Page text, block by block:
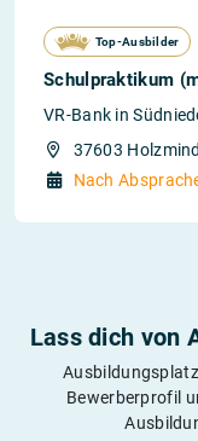
Top-Ausbilder
Schulpraktikum
VR-Bank in
37603
Nach
Lass dich von
Bewerberprofil